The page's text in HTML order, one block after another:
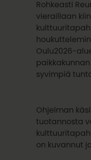
Rohkeasti
vieraillaan
Oulu2026-
syvimpiä
Ohjelman
tuotannosta
on kuvannut